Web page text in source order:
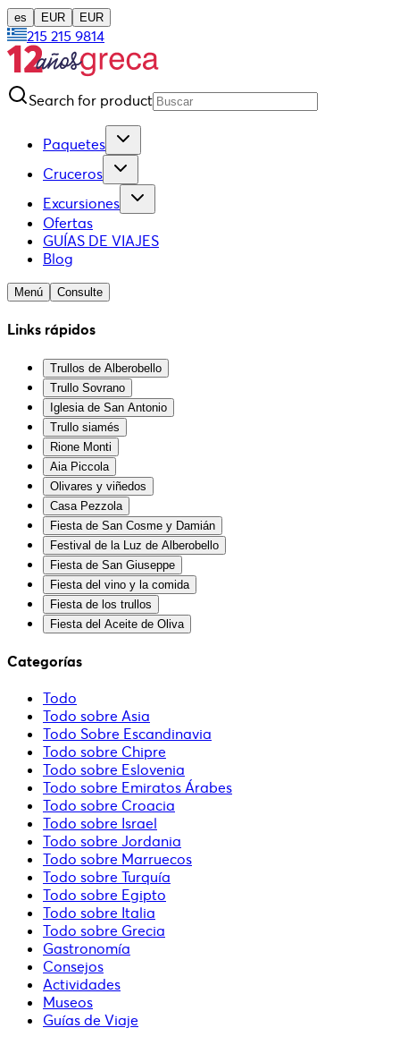
es EUR EUR
215 215 9814
Search for product
Paquetes
Cruceros
Excursiones
Ofertas
GUÍAS DE VIAJES
Blog
Menú Consulte
Links rápidos
Trullos de Alberobello
Trullo Sovrano
Iglesia de San Antonio
Trullo siamés
Rione Monti
Aia Piccola
Olivares y viñedos
Casa Pezzola
Fiesta de San Cosme y Damián
Festival de la Luz de Alberobello
Fiesta de San Giuseppe
Fiesta del vino y la comida
Fiesta de los trullos
Fiesta del Aceite de Oliva
Categorías
Todo
Todo sobre Asia
Todo Sobre Escandinavia
Todo sobre Chipre
Todo sobre Eslovenia
Todo sobre Emiratos Árabes
Todo sobre Croacia
Todo sobre Israel
Todo sobre Jordania
Todo sobre Marruecos
Todo sobre Turquía
Todo sobre Egipto
Todo sobre Italia
Todo sobre Grecia
Gastronomía
Consejos
Actividades
Museos
Guías de Viaje